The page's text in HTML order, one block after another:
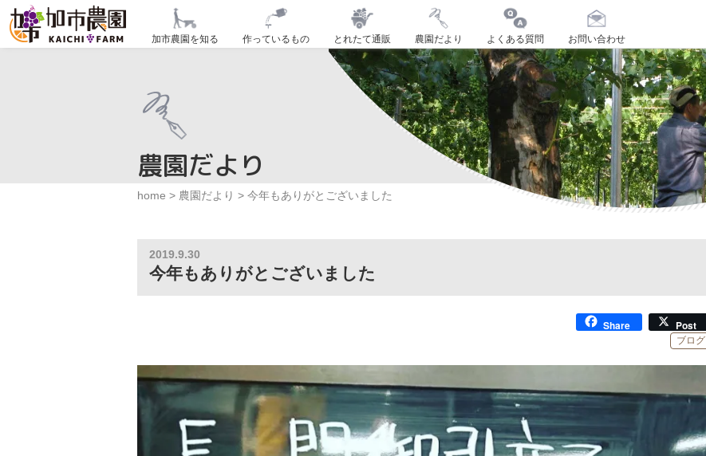
加市農園を知る 作っているもの とれたて通販 農園だより よくある質問 お問い合わせ
農園だより
home > 農園だより > 今年もありがとございました
今年もありがとございました
2019.9.30
Share Post
ブログ